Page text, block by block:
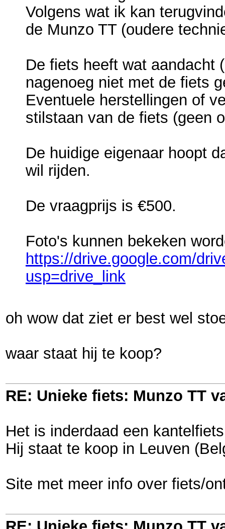
Volgens wat ik kan
de Munzo TT (oudere
De fiets heeft wat aandacht
nagenoeg niet met de fiets
Eventuele herstellingen of
stilstaan van de fiets (geen
De huidige eigenaar hoopt
wil rijden.
De vraagprijs is €500.
Foto's kunnen bekeken
https://drive.google.com/
usp=drive_link
oh wow dat ziet er best wel
waar staat hij te koop?
RE: Unieke fiets: Munzo TT
Het is inderdaad een
Hij staat te koop in Leuven
Site met meer info over fiets/